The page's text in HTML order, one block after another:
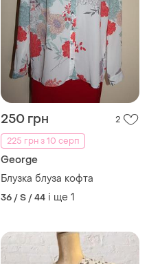
250 грн
2
225 грн з 10 серп
George
Блузка блуза кофта
36 / S / 44 і ще 1